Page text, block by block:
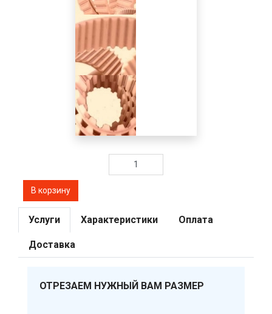
Услуги Характеристики Оплата
Доставка
ОТРЕЗАЕМ НУЖНЫЙ ВАМ РАЗМЕР